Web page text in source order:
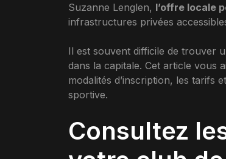
Suzanne Lenglen, l’offre locale
infrastructures privées
Il est souvent difficile de trouver
dans la capitale. Cet article vous
modalités d’inscription, les tarifs
sportive.
Consultez